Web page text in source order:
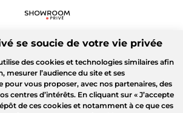
se soucie de votre vie privée
des cookies et technologies similaires afin
mesurer l’audience du site et ses
pour vous proposer, avec nos partenaires, des
centres d’intérêts. En cliquant sur « J’accepte
de ces cookies et notamment à ce que ces